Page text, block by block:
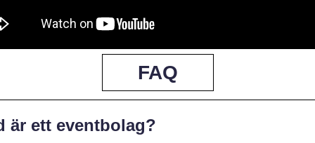
FAQ
är ett eventbolag?